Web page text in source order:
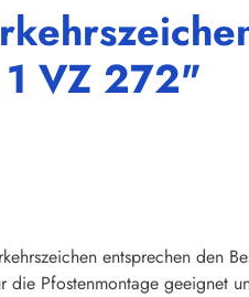
VZ 272"
entsprechen den
Pfostenmontage geeignet